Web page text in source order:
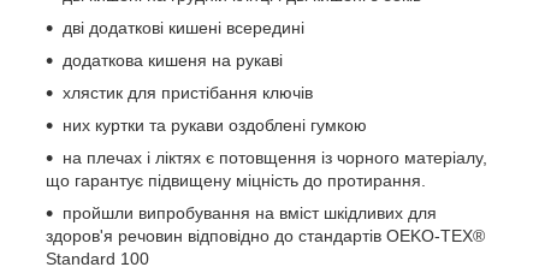
дві додаткові кишені всередині
додаткова кишеня на рукаві
хлястик для пристібання ключів
них куртки та рукави оздоблені гумкою
на плечах і ліктях є потовщення із чорного матеріалу,
що гарантує підвищену міцність до протирання.
пройшли випробування на вміст шкідливих для
здоров'я речовин відповідно до стандартів OEKO-TEX®
Standard 100